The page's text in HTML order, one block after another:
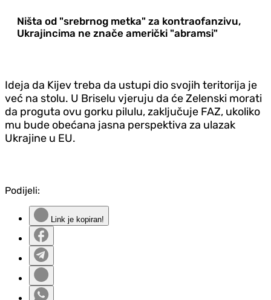
Ništa od "srebrnog metka" za kontraofanzivu,
Ukrajincima ne znače američki "abramsi"
Ideja da Kijev treba da ustupi dio svojih teritorija je
već na stolu. U Briselu vjeruju da će Zelenski morati
da proguta ovu gorku pilulu, zaključuje FAZ, ukoliko
mu bude obećana jasna perspektiva za ulazak
Ukrajine u EU.
Podijeli:
Link je kopiran!